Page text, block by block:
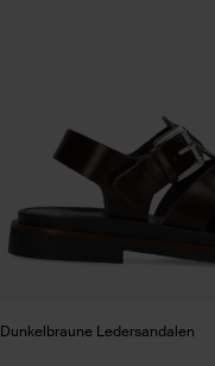
Dunkelbraune Ledersandalen